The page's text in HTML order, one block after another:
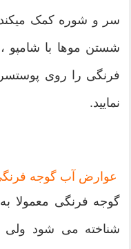
سر و شوره کمک میکند.
فرنگی را روی
نمایید.
عوارض آب گوجه
گوجه فرنگی معمولا
شناخته می شود